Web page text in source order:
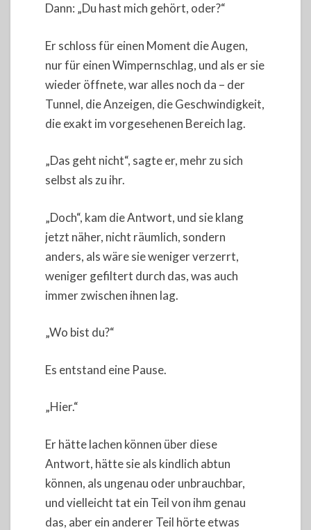
Dann: „Du hast mich gehört, oder?“
Er schloss für einen Moment die Augen,
nur für einen Wimpernschlag, und als er sie
wieder öffnete, war alles noch da – der
Tunnel, die Anzeigen, die Geschwindigkeit,
die exakt im vorgesehenen Bereich lag.
„Das geht nicht“, sagte er, mehr zu sich
selbst als zu ihr.
„Doch“, kam die Antwort, und sie klang
jetzt näher, nicht räumlich, sondern
anders, als wäre sie weniger verzerrt,
weniger gefiltert durch das, was auch
immer zwischen ihnen lag.
„Wo bist du?“
Es entstand eine Pause.
„Hier.“
Er hätte lachen können über diese
Antwort, hätte sie als kindlich abtun
können, als ungenau oder unbrauchbar,
und vielleicht tat ein Teil von ihm genau
das, aber ein anderer Teil hörte etwas